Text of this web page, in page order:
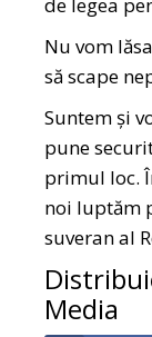
Nu vom
să scape
Suntem și
pune
primul loc.
noi luptăm
suveran al
Media